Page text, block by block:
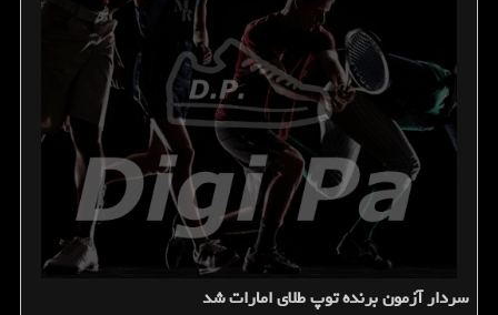
سردار آزمون برنده توپ طلای امارات شد